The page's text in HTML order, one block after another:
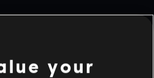
ręcznie wybierane przez zespół
i oznaczane w chwili
your